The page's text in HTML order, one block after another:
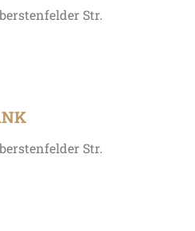
Str.
Str.